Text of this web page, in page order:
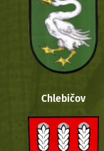
Chlebičov